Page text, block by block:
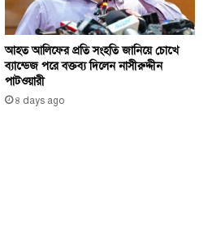
আহত আলিফের প্রতি সংহতি জানিয়ে চোখে
ব্যান্ডেজ পরে বক্তব্য দিলেন নাসীরুদ্দীন
পাটওয়ারী
৪ days ago